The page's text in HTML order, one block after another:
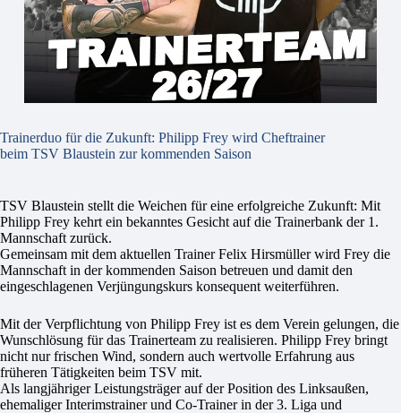
Trainerduo für die Zukunft: Philipp Frey wird Cheftrainer
beim TSV Blaustein zur kommenden Saison
TSV Blaustein stellt die Weichen für eine erfolgreiche Zukunft: Mit
Philipp Frey kehrt ein bekanntes Gesicht auf die Trainerbank der 1.
Mannschaft zurück.
Gemeinsam mit dem aktuellen Trainer Felix Hirsmüller wird Frey die
Mannschaft in der kommenden Saison betreuen und damit den
eingeschlagenen Verjüngungskurs konsequent weiterführen.
Mit der Verpflichtung von Philipp Frey ist es dem Verein gelungen, die
Wunschlösung für das Trainerteam zu realisieren. Philipp Frey bringt
nicht nur frischen Wind, sondern auch wertvolle Erfahrung aus
früheren Tätigkeiten beim TSV mit.
Als langjähriger Leistungsträger auf der Position des Linksaußen,
ehemaliger Interimstrainer und Co-Trainer in der 3. Liga und